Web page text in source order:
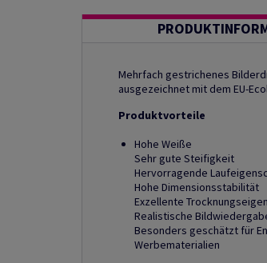
Mehrfach gestrichenes
ausgezeichnet mit dem EU-
Produktvorteile
Hohe Weiße
Sehr gute Steifigkeit
Hervorragende
Hohe Dimensionsstabilität
Exzellente
Realistische
Besonders geschätzt für
Werbematerialien